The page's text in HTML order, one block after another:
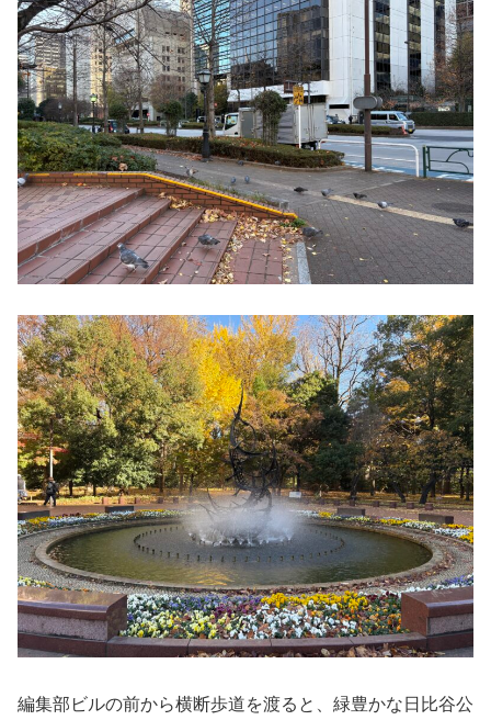
編集部ビルの前から横断歩道を渡ると、緑豊かな日比谷公